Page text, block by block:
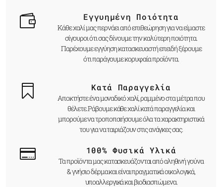
Εγγυημένη Ποιότητα
Κάθε χαλί μας περνάει από επιθεώρηση για να είμαστε
σίγουροι ότι σας δίνουμε την καλύτερη ποιότητα.
Παρέχουμε εγγύηση κατασκευαστή επειδή ξέρουμε
ότι παράγουμε κορυφαία προϊόντα.
Κατά Παραγγελία
Αποκτήστε ένα μοναδικό χαλί, ραμμένο στα μέτρα που
θέλετε. Ράβουμε κάθε χαλί κατά παραγγελία και
μπορούμε να τροποποιήσουμε όλα τα χαρακτηριστικά
του για να ταιριάζουν στις ανάγκες σας.
100% Φυσικά Υλικά
Τα προϊόντα μας κατασκευάζονται από αληθινή γούνα
& γνήσιο δέρμα και είναι πραγματικά οικολογικά,
υποαλλεργικά και βιοδιασπώμενα.